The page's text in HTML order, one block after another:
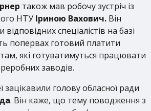
також мав робочу зустріч із
НТУ Іриною Вахович. Він
спеціалістів на базі
попервах готовий платити
які готуватимуться працювати
заводів.
зацікавили голову обласної ради
. Він каже, що тему поводження з